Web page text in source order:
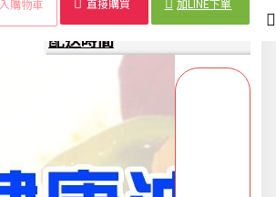
準備
購物車 直接購買 加LINE下單
配送時間